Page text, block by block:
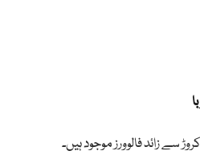
سے زائد فالوورز موجود ہیں۔